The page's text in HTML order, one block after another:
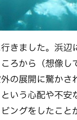
きました。浜辺
ろから（想像し
の展開に驚か
いう心配や不安
ングをしたこと